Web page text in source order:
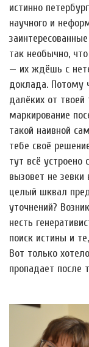
истинно
научного и
так необычно,
— их ждёшь с
доклада. Потому
далёких от
маркирование
такой наивной
тебе своё
тут всё
вызовет не
целый шквал
уточнений?
несть
поиск истины и
Вот только
пропадает после